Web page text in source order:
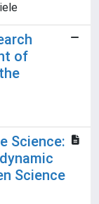
of
Science:
Science